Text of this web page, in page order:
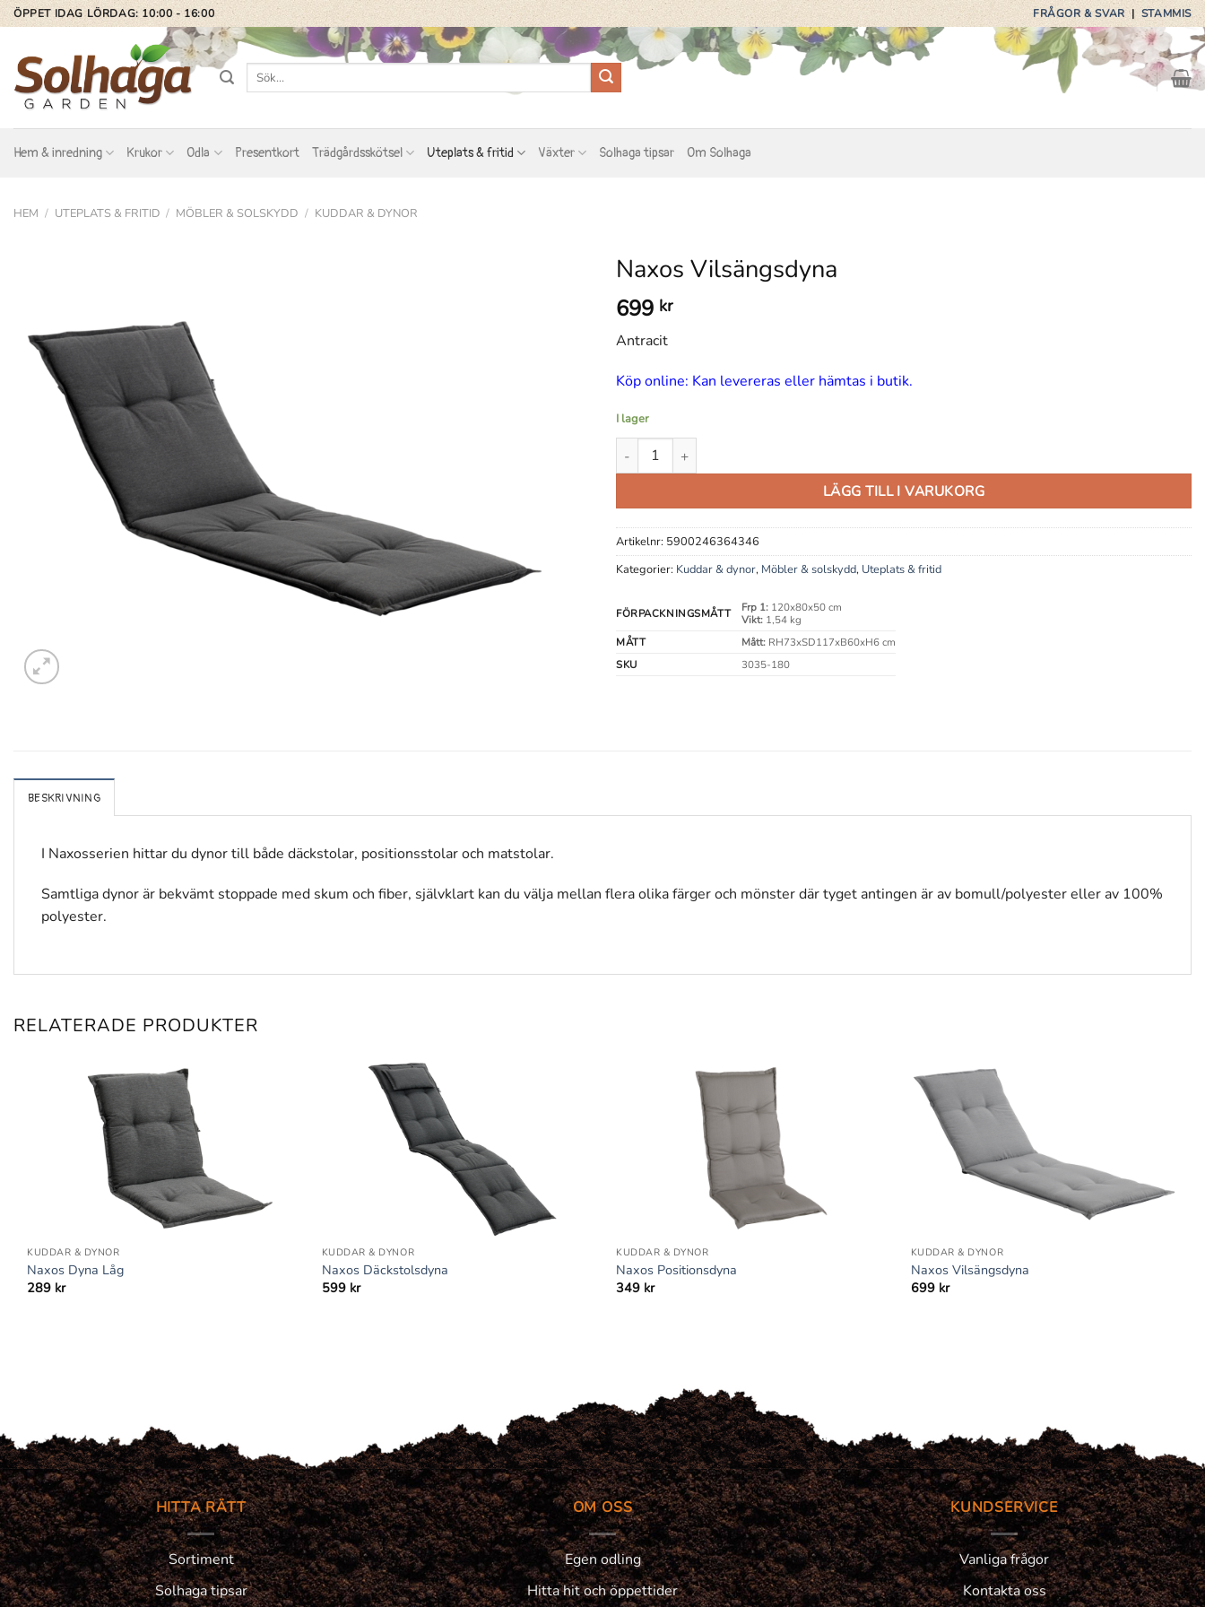
Skip
to
content
ÖPPET IDAG LÖRDAG: 10:00 - 16:00 FRÅGOR & SVAR|STAMMIS
Sök
Hem & inredning Krukor Odla Presentkort Trädgårdsskötsel Uteplats & fritid Växter Solhaga tipsar Om Solhaga
HEM / UTEPLATS & FRITID / MÖBLER & SOLSKYDD / KUDDAR & DYNOR
Naxos Vilsängsdyna
699 kr
Antracit
Köp online: Kan levereras eller hämtas i butik.
I lager
Naxos Vilsängsdyna mängd
LÄGG TILL I VARUKORG
Artikelnr: 5900246364346
Kategorier: Kuddar & dynor, Möbler & solskydd, Uteplats & fritid
FÖRPACKNINGSMÅTT Frp 1:120x80x50 cm
Vikt:1,54 kg
MÅTT
Mått:RH73xSD117xB60xH6 cm
SKU
3035-180
BESKRIVNING
I Naxosserien hittar du dynor till både däckstolar, positionsstolar och matstolar.
Samtliga dynor är bekvämt stoppade med skum och fiber, självklart kan du välja mellan flera olika färger och mönster där tyget antingen är av bomull/polyester eller av 100%
polyester.
RELATERADE PRODUKTER
KUDDAR & DYNOR
Naxos Dyna Låg
289 kr
KUDDAR & DYNOR
Naxos Däckstolsdyna
599 kr
KUDDAR & DYNOR
Naxos Positionsdyna
349 kr
KUDDAR & DYNOR
Naxos Vilsängsdyna
699 kr
HITTA RÄTT
Sortiment
Solhaga tipsar
OM OSS
Egen odling
Hitta hit och öppettider
KUNDSERVICE
Vanliga frågor
Kontakta oss